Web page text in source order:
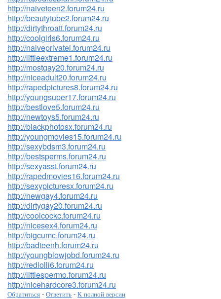
http://naiveteen2.forum24.ru
http://beautytube2.forum24.ru
http://dirtythroatt.forum24.ru
http://coolgirls6.forum24.ru
http://naiveprivatei.forum24.ru
http://littleextreme1.forum24.ru
http://mostgay20.forum24.ru
http://niceadult20.forum24.ru
http://rapedpictures8.forum24.ru
http://youngsuper17.forum24.ru
http://bestlove5.forum24.ru
http://newtoys5.forum24.ru
http://blackphotosx.forum24.ru
http://youngmovies15.forum24.ru
http://sexybdsm3.forum24.ru
http://bestsperms.forum24.ru
http://sexyasst.forum24.ru
http://rapedmovies16.forum24.ru
http://sexypicturesx.forum24.ru
http://newgay4.forum24.ru
http://dirtygay20.forum24.ru
http://coolcockc.forum24.ru
http://nicesex4.forum24.ru
http://bigcumc.forum24.ru
http://badteenh.forum24.ru
http://youngblowjobd.forum24.ru
http://redlolli6.forum24.ru
http://littlespermo.forum24.ru
http://nicehardcore3.forum24.ru
Обратиться - Ответить - К полной версии